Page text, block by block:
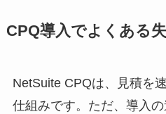
CPQ導入でよくある
NetSuite CPQは、見積を
仕組みです。ただ、導入